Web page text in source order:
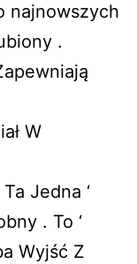
najnowszych
.
W
Jedna ‘
. To ‘
Wyjść Z